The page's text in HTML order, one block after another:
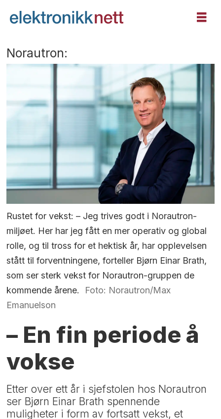
Norautron:
Rustet for vekst: – Jeg trives godt i Norautron-
miljøet. Her har jeg fått en mer operativ og global
rolle, og til tross for et hektisk år, har opplevelsen
stått til forventningene, forteller Bjørn Einar Brath,
som ser sterk vekst for Norautron-gruppen de
kommende årene.
Foto: Norautron/Max
Emanuelson
– En fin periode å
vokse
Etter over ett år i sjefstolen hos Norautron
ser Bjørn Einar Brath spennende
muligheter i form av fortsatt vekst, et